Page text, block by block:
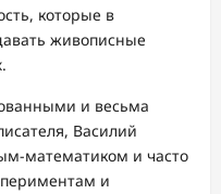
которые в
живописные
и весьма
Василий
математиком и часто
и